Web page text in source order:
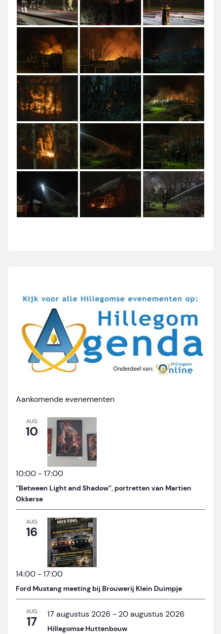
Aankomende evenementen
AUG
10
10:00 -17:00
“Between Light and Shadow”, portretten van Martien
Okkerse
AUG
16
14:00 -17:00
Ford Mustang meeting bij Brouwerij Klein Duimpje
AUG
17 17 augustus 2026 - 20 augustus 2026
Hillegomse Huttenbouw